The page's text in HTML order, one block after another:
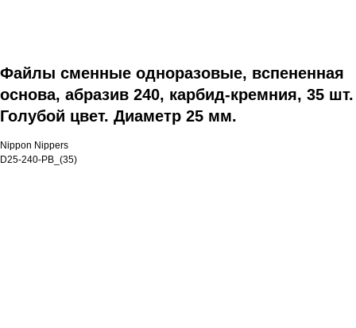
Файлы сменные одноразовые, вспененная
основа, абразив 240, карбид-кремния, 35 шт.
Голубой цвет. Диаметр 25 мм.
Nippon Nippers
D25-240-PB_(35)